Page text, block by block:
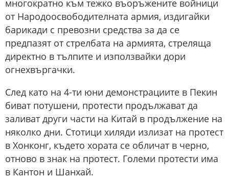
многократно към тежко въоръжените войници
от Народоосвободителната армия, издигайки
барикади с превозни средства за да се
предпазят от стрелбата на армията, стреляща
директно в тълпите и използвайки дори
огнехвъргачки.
След като на 4-ти юни демонстрациите в Пекин
биват потушени, протести продължават да
заливат други части на Китай в продължение на
няколко дни. Стотици хиляди излизат на протест
в Хонконг, където хората се обличат в черно,
отново в знак на протест. Големи протести има
в Кантон и Шанхай.